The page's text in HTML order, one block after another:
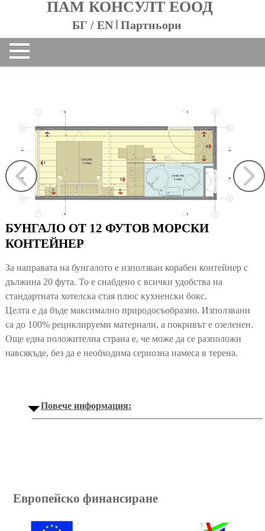
ПАМ КОНСУЛТ ЕООД
ПРОЕКТИ
Жилищни сгради
Обществени сгради
Контейнери
Индустриални сгради
Реализирани
БГ / EN Партньори
БУНГАЛО ОТ 12 ФУТОВ МОРСКИ
КОНТЕЙНЕР
За направата на бунгалото е използван корабен контейнер с
дължина 20 фута. То е снабдено с всички удобства на
стандартната хотелска стая плюс кухненски бокс.
Целта е да бъде максимално природосъобразно. Използвани
са до 100% рециклируеми материали, а покривът е озеленен.
Още една положителна страна е, че може да се разположи
навсякъде, без да е необходима сериозна намеса в терена.
Повече информация:
Европейско финансиране